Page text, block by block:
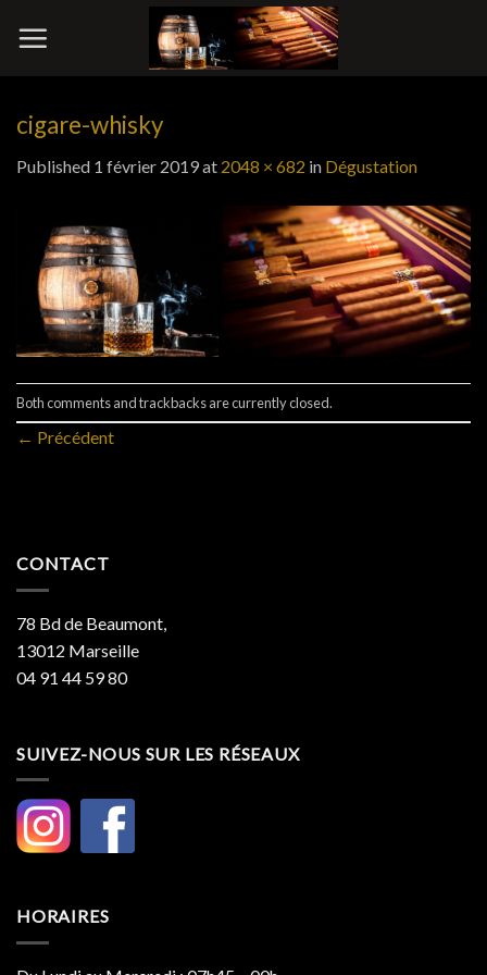
cigare-whisky
Published 1 février 2019at 2048 × 682 in Dégustation
Both comments and trackbacks are currently closed.
← Précédent
CONTACT
78 Bd de Beaumont,
13012 Marseille
04 91 44 59 80
SUIVEZ-NOUS SUR LES RÉSEAUX
HORAIRES